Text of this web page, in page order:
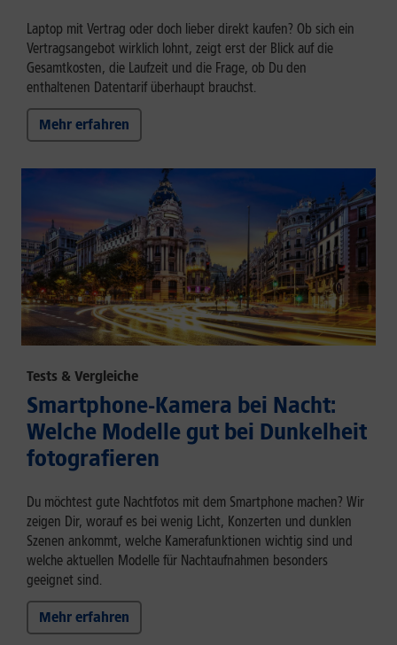
Laptop mit Vertrag oder doch lieber direkt kaufen? Ob sich ein
Vertragsangebot wirklich lohnt, zeigt erst der Blick auf die
Gesamtkosten, die Laufzeit und die Frage, ob Du den
enthaltenen Datentarif überhaupt brauchst.
Mehr erfahren
Tests & Vergleiche
Smartphone-Kamera bei Nacht:
Welche Modelle gut bei Dunkelheit
fotografieren
Du möchtest gute Nachtfotos mit dem Smartphone machen? Wir
zeigen Dir, worauf es bei wenig Licht, Konzerten und dunklen
Szenen ankommt, welche Kamerafunktionen wichtig sind und
welche aktuellen Modelle für Nachtaufnahmen besonders
geeignet sind.
Mehr erfahren